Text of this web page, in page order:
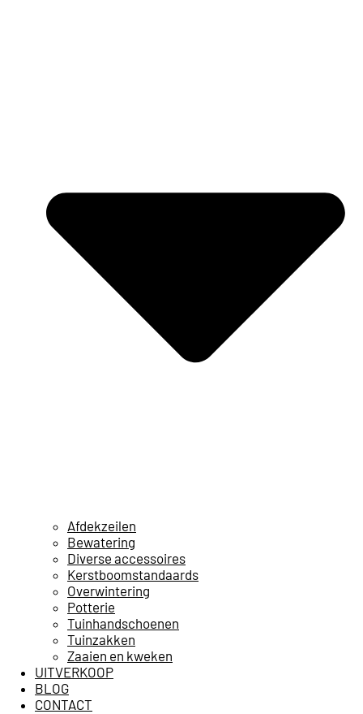
Afdekzeilen
Bewatering
Diverse accessoires
Kerstboomstandaards
Overwintering
Potterie
Tuinhandschoenen
Tuinzakken
Zaaien en kweken
UITVERKOOP
BLOG
CONTACT